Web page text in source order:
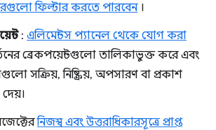
ফিল্টার করতে পারবেন।
: এলিমেন্টস প্যানেল থেকে যোগ করা
ব্রেকপয়েন্টগুলো তালিকাভুক্ত করে এবং
সক্রিয়, নিষ্ক্রিয়, অপসারণ বা প্রকাশ
নিজস্ব এবং উত্তরাধিকারসূত্রে প্রাপ্ত